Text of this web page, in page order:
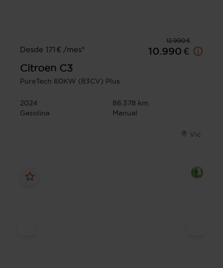
12.990 €
Desde 171 € /mes*
10.990 €
Citroen C3
PureTech 60KW (83CV) Plus
2024
86.378 km
Gasolina
Manual
Vic